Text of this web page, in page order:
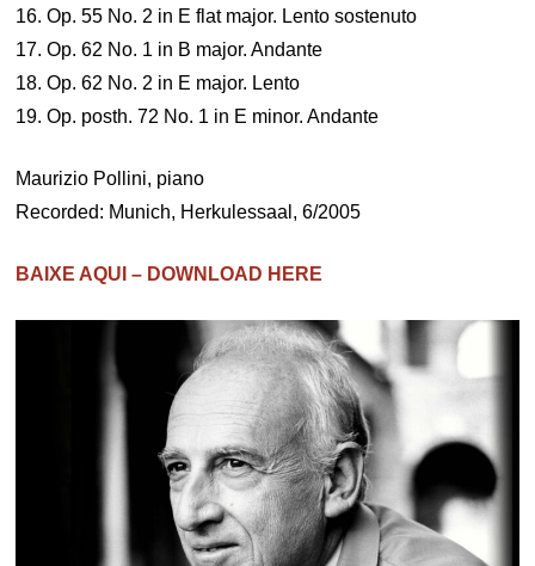
16. Op. 55 No. 2 in E flat major. Lento sostenuto
17. Op. 62 No. 1 in B major. Andante
18. Op. 62 No. 2 in E major. Lento
19. Op. posth. 72 No. 1 in E minor. Andante
Maurizio Pollini, piano
Recorded: Munich, Herkulessaal, 6/2005
BAIXE AQUI – DOWNLOAD HERE